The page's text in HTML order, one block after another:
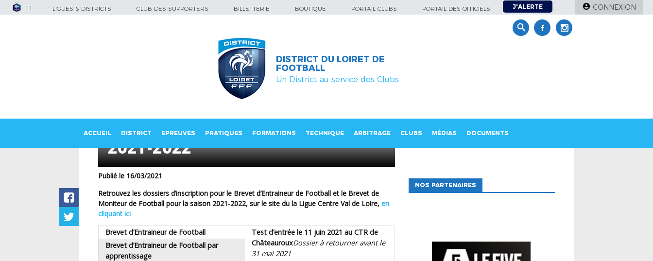
FFF LIGUES & DISTRICTS CLUB DES SUPPORTERS BILLETTERIE BOUTIQUE PORTAIL CLUBS PORTAIL DES OFFICIELS J'ALERTE CONNEXION
DISTRICT DU LOIRET DE
FOOTBALL
Un District au service des Clubs
ACCUEIL DISTRICT EPREUVES PRATIQUES FORMATIONS TECHNIQUE ARBITRAGE CLUBS MÉDIAS DOCUMENTS
Inscriptions BEF/ BMF saison
2021-2022
Publié le 16/03/2021
Retrouvez les dossiers d’inscription pour le Brevet d’Entraineur de Football et le Brevet de
Moniteur de Football pour la saison 2021-2022, sur le site du la Ligue Centre Val de Loire, en
cliquant ici
Brevet d’Entraineur de Football
Test d’entrée le 11 juin 2021 au CTR de
ChâteaurouxDossier à retourner avant le
31 mai 2021
Brevet d’Entraineur de Football par
apprentissage
NOS PARTENAIRES